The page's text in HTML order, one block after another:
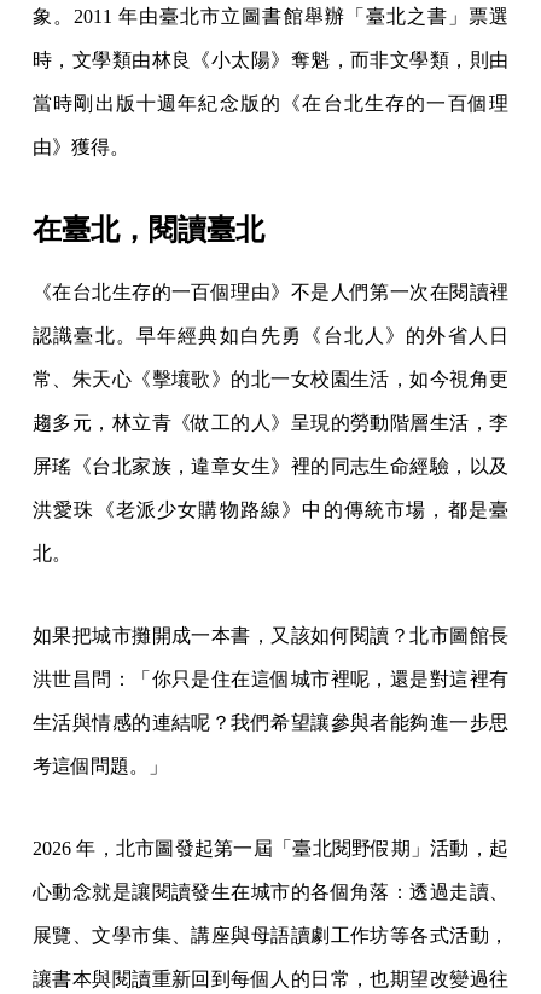
象。2011 年由臺北市立圖書館舉辦「臺北之書」票選
時，文學類由林良《小太陽》奪魁，而非文學類，則由
當時剛出版十週年紀念版的《在台北生存的一百個理
由》獲得。
在臺北，閱讀臺北
《在台北生存的一百個理由》不是人們第一次在閱讀裡
認識臺北。早年經典如白先勇《台北人》的外省人日
常、朱天心《擊壤歌》的北一女校園生活，如今視角更
趨多元，林立青《做工的人》呈現的勞動階層生活，李
屏瑤《台北家族，違章女生》裡的同志生命經驗，以及
洪愛珠《老派少女購物路線》中的傳統市場，都是臺
北。
如果把城市攤開成一本書，又該如何閱讀？北市圖館長
洪世昌問：「你只是住在這個城市裡呢，還是對這裡有
生活與情感的連結呢？我們希望讓參與者能夠進一步思
考這個問題。」
2026 年，北市圖發起第一屆「臺北閱野假期」活動，起
心動念就是讓閱讀發生在城市的各個角落：透過走讀、
展覽、文學市集、講座與母語讀劇工作坊等各式活動，
讓書本與閱讀重新回到每個人的日常，也期望改變過往